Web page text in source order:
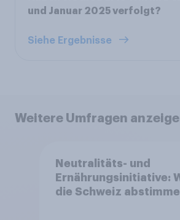
und Januar 2025 verfolgt?
Siehe Ergebnisse
Weitere Umfragen
Neutralitäts- und
Ernährungsinitiative:
die Schweiz